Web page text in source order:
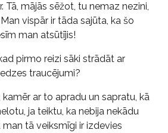
Tā, mājās sēžot, tu nemaz nezini,
vispār ir tāda sajūta, ka šo
man atsūtījis!
pirmo reizi sāki strādāt ar
traucējumi?
ar to apradu un sapratu, kā
ja teiktu, ka nebija nekādu
tā veiksmīgi ir izdevies